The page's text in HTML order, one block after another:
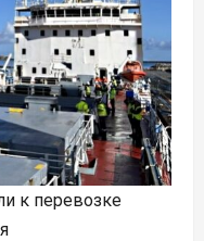
к перевозке